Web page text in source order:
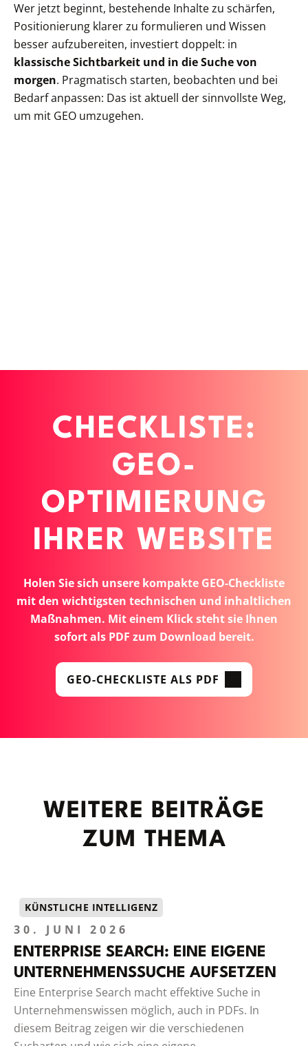
Wer jetzt beginnt, bestehende Inhalte zu schärfen,
Positionierung klarer zu formulieren und Wissen
besser aufzubereiten, investiert doppelt: in
klassische Sichtbarkeit und in die Suche von
morgen. Pragmatisch starten, beobachten und bei
Bedarf anpassen: Das ist aktuell der sinnvollste Weg,
um mit GEO umzugehen.
CHECKLISTE:
GEO-
OPTIMIERUNG
IHRER WEBSITE
Holen Sie sich unsere kompakte GEO-Checkliste
mit den wichtigsten technischen und inhaltlichen
Maßnahmen. Mit einem Klick steht sie Ihnen
sofort als PDF zum Download bereit.
GEO-CHECKLISTE ALS PDF
WEITERE BEITRÄGE
ZUM THEMA
KÜNSTLICHE INTELLIGENZ
30. JUNI 2026
ENTERPRISE SEARCH: EINE EIGENE
UNTERNEHMENSSUCHE AUFSETZEN
Eine Enterprise Search macht effektive Suche in
Unternehmenswissen möglich, auch in PDFs. In
diesem Beitrag zeigen wir die verschiedenen